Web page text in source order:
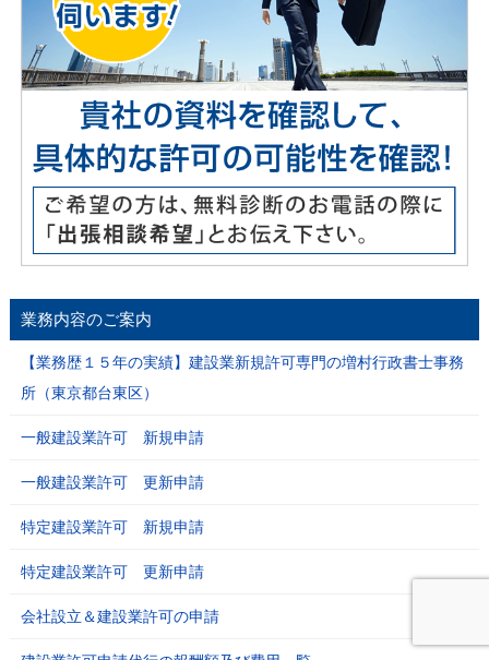
業務内容のご案内
【業務歴１５年の実績】建設業新規許可専門の増村行政書士事務
所（東京都台東区）
一般建設業許可 新規申請
一般建設業許可 更新申請
特定建設業許可 新規申請
特定建設業許可 更新申請
会社設立＆建設業許可の申請